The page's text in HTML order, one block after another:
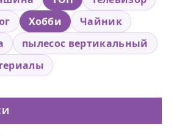
Хобби
Чайник
пылесос вертикальный